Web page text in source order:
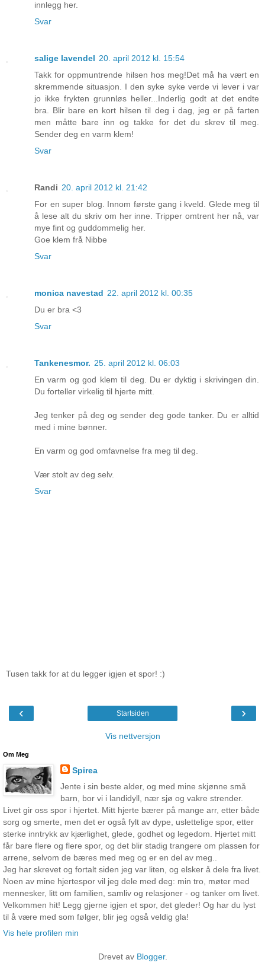
innlegg her.
Svar
salige lavendel 20. april 2012 kl. 15:54
Takk for oppmuntrende hilsen hos meg!Det må ha vært en
skremmende situasjon. I den syke syke verde vi lever i var
jo ikke frykten grunnløs heller...Inderlig godt at det endte
bra. Blir bare en kort hilsen til deg i dag, jeg er på farten
men måtte bare inn og takke for det du skrev til meg.
Sender deg en varm klem!
Svar
Randi 20. april 2012 kl. 21:42
For en super blog. Innom første gang i kveld. Glede meg til
å lese alt du skriv om her inne. Tripper omtrent her nå, var
mye fint og guddommelig her.
Goe klem frå Nibbe
Svar
monica navestad 22. april 2012 kl. 00:35
Du er bra <3
Svar
Tankenesmor. 25. april 2012 kl. 06:03
En varm og god klem til deg. Du er dyktig i skrivingen din.
Du forteller virkelig til hjerte mitt.
Jeg tenker på deg og sender deg gode tanker. Du er alltid
med i mine bønner.
En varm og god omfavnelse fra meg til deg.
Vær stolt av deg selv.
Svar
Tusen takk for at du legger igjen et spor! :)
‹ ›
Startsiden
Vis nettversjon
Om Meg
Spirea
Jente i sin beste alder, og med mine skjønne små
barn, bor vi i landidyll, nær sjø og vakre strender.
Livet gir oss spor i hjertet. Mitt hjerte bærer på mange arr, etter både
sorg og smerte, men det er også fylt av dype, uslettelige spor, etter
sterke inntrykk av kjærlighet, glede, godhet og legedom. Hjertet mitt
får bare flere og flere spor, og det blir stadig trangere om plassen for
arrene, selvom de bæres med meg og er en del av meg..
Jeg har skrevet og fortalt siden jeg var liten, og elsker å dele fra livet.
Noen av mine hjertespor vil jeg dele med deg: min tro, møter med
mennesker, litt om familien, samliv og relasjoner - og tanker om livet.
Velkommen hit! Legg gjerne igjen et spor, det gleder! Og har du lyst
til å være med som følger, blir jeg også veldig gla!
Vis hele profilen min
Drevet av Blogger.